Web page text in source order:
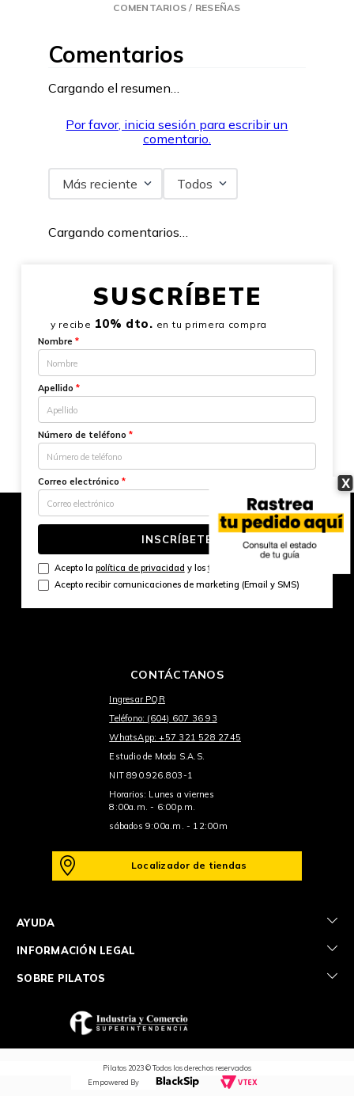
X
COMENTARIOS / RESEÑAS
Comentarios
Cargando el resumen…
Por favor, inicia sesión para escribir un
comentario.
Más reciente Todos
Cargando comentarios…
SUSCRÍBETE
y recibe 10% dto. en tu primera compra
Nombre *
Apellido *
Número de teléfono *
Correo electrónico *
INSCRÍBETE
Acepto la política de privacidad y lostérminos y condiciones
Acepto recibir comunicaciones de marketing (Email y SMS)
CONTÁCTANOS
Ingresar PQR
Teléfono: (604) 607 36 93
WhatsApp: +57 321 528 2745
Estudio de Moda S.A.S.
NIT 890.926.803-1
Horarios: Lunes a viernes
8:00a.m. - 6:00p.m.
sábados 9:00a.m. - 12:00m
Localizador de tiendas
AYUDA +
INFORMACIÓN LEGAL +
SOBRE PILATOS +
Pilatos 2023 © Todos los derechos reservados
Empowered By